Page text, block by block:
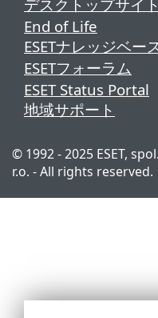
デスクトップサイ
End of Life
ESETナレッジベー
ESETフォーラム
ESET Status Portal
地域サポート
© 1992 - 2025 ESET,
r.o. - All rights reserved.